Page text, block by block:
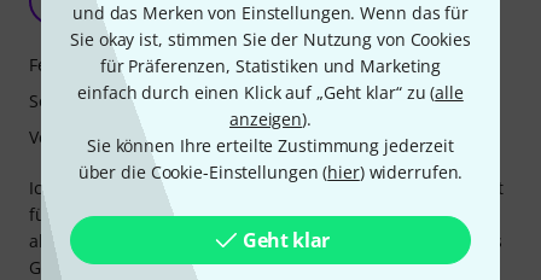
und das Merken von Einstellungen. Wenn das für
Sie okay ist, stimmen Sie der Nutzung von Cookies
für Präferenzen, Statistiken und Marketing
einfach durch einen Klick auf „Geht klar“ zu (alle
anzeigen).
Sie können Ihre erteilte Zustimmung jederzeit
über die Cookie-Einstellungen (hier) widerrufen.
Geht klar
Max Cremonini 04.01.2021
Ich habe dieses Schlagzeug gekauft, weil ich ein kleines Set
für meine Wohnung brauchte. Die Qualität ist sehr gut,
aber für fortgeschrittenere Spieler empfiehlt es sich, etwas
Geld in bessere Becken und Tomfelle zu investieren. Die
Features
Sound
Verarbeitung